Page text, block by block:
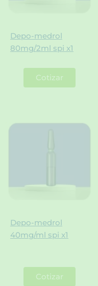
Depo-medrol
80mg/2ml spi x1
Cotizar
Depo-medrol
40mg/ml spi x1
Cotizar